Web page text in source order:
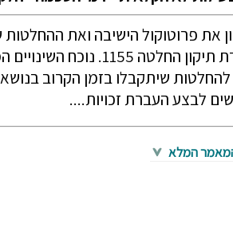
את פרוטוקול הישיבה ואת
הישיבה במסגרת תיקון החלטה
שיתקבלו בזמן הקרוב בנושא
לבצע העברת זכויות....
המלא